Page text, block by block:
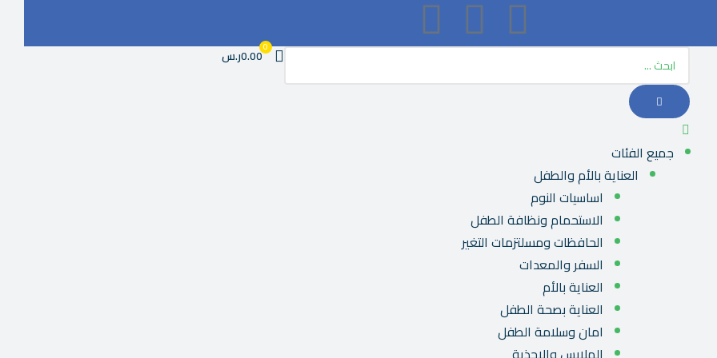
00.00ر.س
جميع الفئات
العناية بالأم والطفل
اساسيات النوم
الاستحمام ونظافة الطفل
الحافظات ومسلتزمات التغير
السفر والمعدات
العناية بالأم
العناية بصحة الطفل
امان وسلامة الطفل